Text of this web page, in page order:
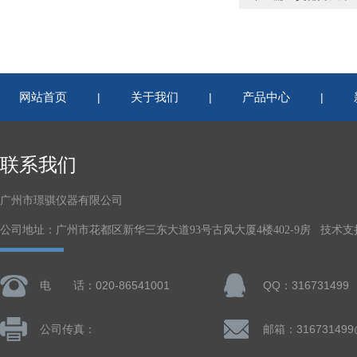
网站首页 | 关于我们 | 产品中心 |
联系我们
广州市璟骐仪器有限公司
公司地址：广州市花都区新华三东大道93号古风大厦4楼402-9房 技术支
电 话：020-86541001 QQ：316731499
公司传真： 邮箱：